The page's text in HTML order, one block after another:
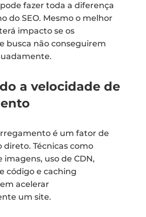
fazer toda a diferença
do SEO. Mesmo o melhor
impacto se os
busca não conseguirem
a velocidade de
é um fator de
Técnicas como
imagens, uso de CDN,
código e caching
acelerar
um site.